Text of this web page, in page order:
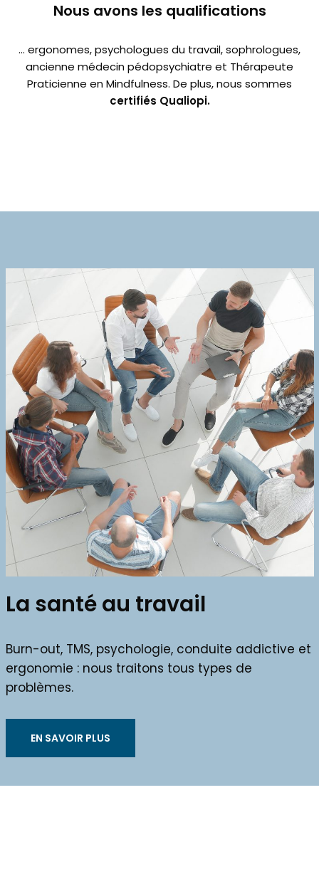
Nous avons les qualifications
… ergonomes, psychologues du travail, sophrologues,
ancienne médecin pédopsychiatre et Thérapeute
Praticienne en Mindfulness. De plus, nous sommes
certifiés Qualiopi.
La santé au travail
Burn-out, TMS, psychologie, conduite addictive et
ergonomie : nous traitons tous types de
problèmes.
EN SAVOIR PLUS